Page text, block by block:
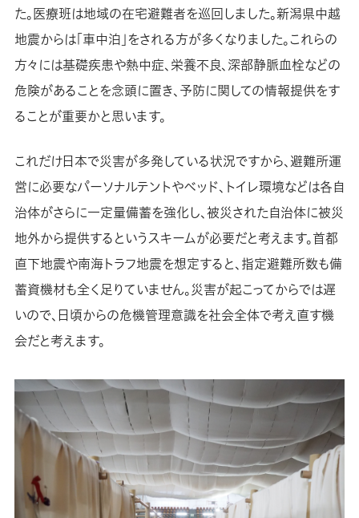
た。医療班は地域の在宅避難者を巡回しました。新潟県中越
地震からは「車中泊」をされる方が多くなりました。これらの
方々には基礎疾患や熱中症、栄養不良、深部静脈血栓などの
危険があることを念頭に置き、予防に関しての情報提供をす
ることが重要かと思います。
これだけ日本で災害が多発している状況ですから、避難所運
営に必要なパーソナルテントやベッド、トイレ環境などは各自
治体がさらに一定量備蓄を強化し、被災された自治体に被災
地外から提供するというスキームが必要だと考えます。首都
直下地震や南海トラフ地震を想定すると、指定避難所数も備
蓄資機材も全く足りていません。災害が起こってからでは遅
いので、日頃からの危機管理意識を社会全体で考え直す機
会だと考えます。